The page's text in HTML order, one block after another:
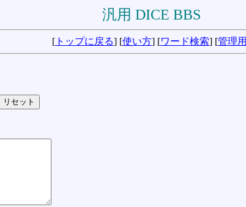
汎用 DICE BBS
[ トップに戻る] [使い方] [ワード検索] [管理用